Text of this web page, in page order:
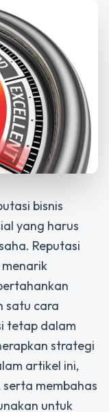
bisnis
yang harus
Reputasi
satu cara
tetap dalam
strategi
artikel ini,
membahas
untuk